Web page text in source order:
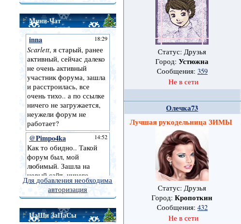
Мини-Чат
Для добавления необходима
авторизация
НаШи ЗаПаСы
Статус: Друзья
Город:Устюжна
Сообщения: 359
Не в сети
Олечка73
Лучшая рукодельница ЗИМЫ
Статус: Друзья
Город:Кропоткин
Сообщения: 432
Не в сети